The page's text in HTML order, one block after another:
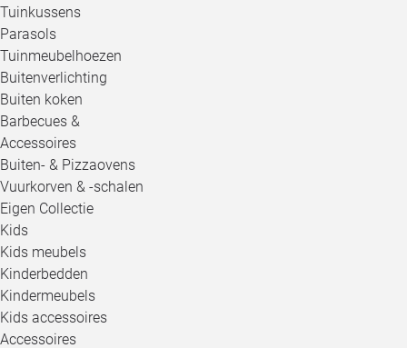
Tuinkussens
Parasols
Tuinmeubelhoezen
Buitenverlichting
Buiten koken
Barbecues &
Accessoires
Buiten- & Pizzaovens
Vuurkorven & -schalen
Eigen Collectie
Kids
Kids meubels
Kinderbedden
Kindermeubels
Kids accessoires
Accessoires